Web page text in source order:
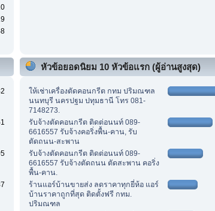
หัวข้อยอดนิยม 10 หัวข้อแรก (ผู้อ่านสูงสุด)
ให้เช่าเครื่องตัดคอนกรีต กทม ปริมณฑล
นนทบุรี นครปฐม ปทุมธานี โทร 081-
7148273.
รับจ้างตัดคอนกรีต ติดต่อนนท์ 089-
6616557 รับจ้างคอริ่งพื้น-คาน, รับ
ตัดถนน-สะพาน
รับจ้างตัดคอนกรีต ติดต่อนนท์ 089-
6616557 รับจ้างตัดถนน ตัดสะพาน คอริ่ง
พื้น-คาน.
ร้านแอร์บ้านขายส่ง ลดราคาทุกยี่ห้อ แอร์
บ้านราคาถูกที่สุด ติดตั้งฟรี กทม.
ปริมณฑล